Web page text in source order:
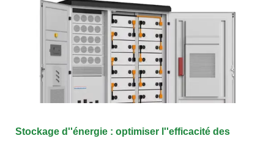
Stockage d''énergie : optimiser l''efficacité des